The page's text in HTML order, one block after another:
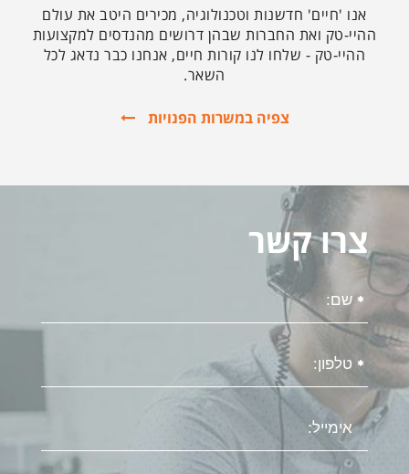
אנו 'חיים' חדשנות וטכנולוגיה, מכירים היטב את עולם
ההיי-טק ואת החברות שבהן דרושים מהנדסים למקצועות
ההיי-טק - שלחו לנו קורות חיים, אנחנו כבר נדאג לכל
השאר.
צפיה במשרות הפנויות
צרו קשר